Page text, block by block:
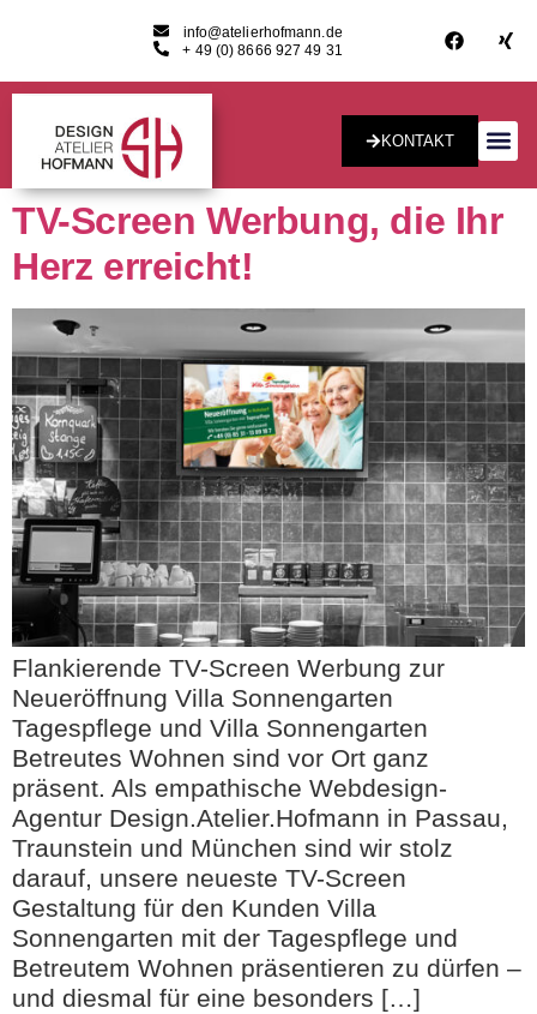
info@atelierhofmann.de
+ 49 (0) 8666 927 49 31
KONTAKT
TV-Screen Werbung, die Ihr
Herz erreicht!
Flankierende TV-Screen Werbung zur
Neueröffnung Villa Sonnengarten
Tagespflege und Villa Sonnengarten
Betreutes Wohnen sind vor Ort ganz
präsent. Als empathische Webdesign-
Agentur Design.Atelier.Hofmann in Passau,
Traunstein und München sind wir stolz
darauf, unsere neueste TV-Screen
Gestaltung für den Kunden Villa
Sonnengarten mit der Tagespflege und
Betreutem Wohnen präsentieren zu dürfen –
und diesmal für eine besonders […]